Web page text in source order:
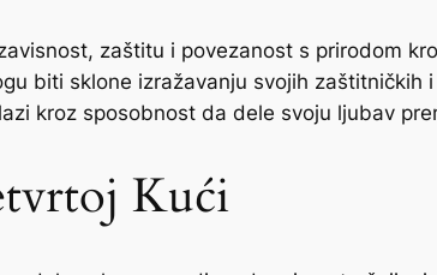
zaštitu i povezanost s prirodom
biti sklone izražavanju svojih zaštitničkih
kroz sposobnost da dele svoju ljubav
Kući